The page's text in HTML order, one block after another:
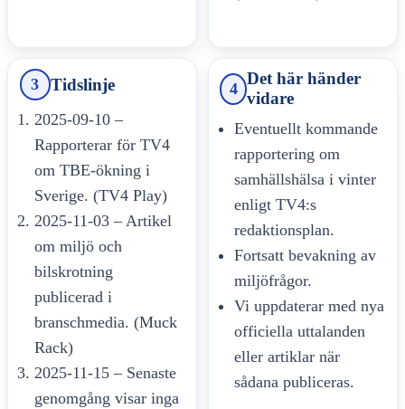
3 Tidslinje
2025-09-10 –
Rapporterar för TV4
om TBE-ökning i
Sverige. (TV4 Play)
2025-11-03 – Artikel
om miljö och
bilskrotning
publicerad i
branschmedia. (Muck
Rack)
2025-11-15 – Senaste
genomgång visar inga
4
Det här händer
vidare
Eventuellt kommande
rapportering om
samhällshälsa i vinter
enligt TV4:s
redaktionsplan.
Fortsatt bevakning av
miljöfrågor.
Vi uppdaterar med nya
officiella uttalanden
eller artiklar när
sådana publiceras.